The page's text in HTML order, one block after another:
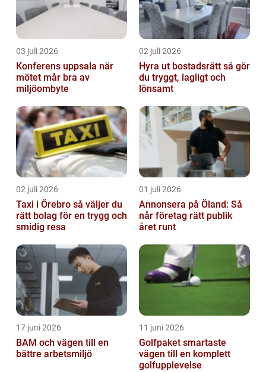
03 juli 2026
Konferens uppsala när
mötet mår bra av
miljöombyte
02 juli 2026
Hyra ut bostadsrätt så gör
du tryggt, lagligt och
lönsamt
02 juli 2026
Taxi i Örebro så väljer du
rätt bolag för en trygg och
smidig resa
01 juli 2026
Annonsera på Öland: Så
når företag rätt publik
året runt
17 juni 2026
BAM och vägen till en
bättre arbetsmiljö
11 juni 2026
Golfpaket smartaste
vägen till en komplett
golfupplevelse